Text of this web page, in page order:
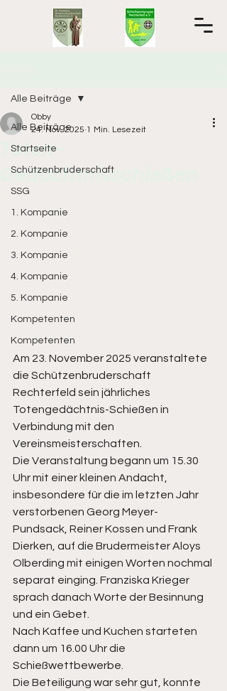
Alle Beiträge
Startseite
Schützenbruderschaft
SSG
1. Kompanie
2. Kompanie
3. Kompanie
4. Kompanie
5. Kompanie
Kompetenten
Kompetenten
Alle Beiträge
Toten-
Gedächtnisschießen
Obby
24. Nov. 2025 1 Min. Lesezeit
Am 23. November 2025 veranstaltete
die Schützenbruderschaft
Rechterfeld sein jährliches
Totengedächtnis-Schießen in
Verbindung mit den
Vereinsmeisterschaften.
Die Veranstaltung begann um 15.30
Uhr mit einer kleinen Andacht,
insbesondere für die im letzten Jahr
verstorbenen Georg Meyer-
Pundsack, Reiner Kossen und Frank
Dierken, auf die Brudermeister Aloys
Olberding mit einigen Worten nochmal
separat einging. Franziska Krieger
sprach danach Worte der Besinnung
und ein Gebet.
Nach Kaffee und Kuchen starteten
dann um 16.00 Uhr die
Schießwettbewerbe.
Die Beteiligung war sehr gut, konnte